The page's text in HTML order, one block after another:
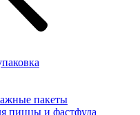
пакеты
пиццы и фастфуда